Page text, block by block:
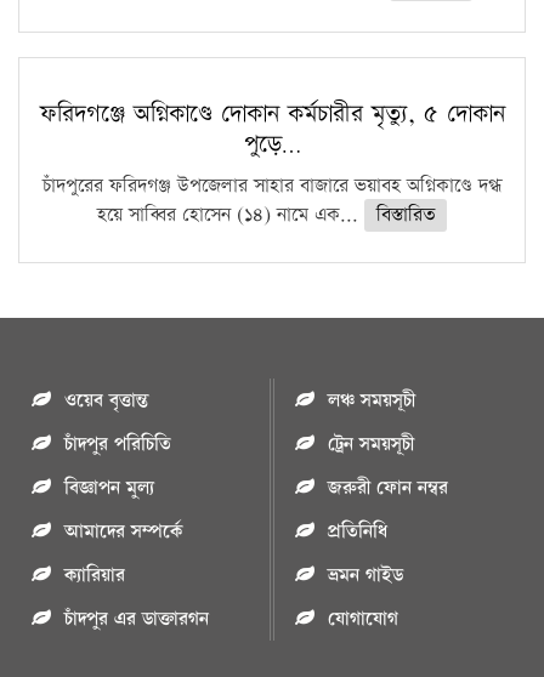
ফরিদগঞ্জে অগ্নিকাণ্ডে দোকান কর্মচারীর মৃত্যু, ৫ দোকান
পুড়ে…
চাঁদপুরের ফরিদগঞ্জ উপজেলার সাহার বাজারে ভয়াবহ অগ্নিকাণ্ডে দগ্ধ
হয়ে সাব্বির হোসেন (১৪) নামে এক...
বিস্তারিত
ওয়েব বৃত্তান্ত
চাঁদপুর পরিচিতি
বিজ্ঞাপন মুল্য
আমাদের সম্পর্কে
ক্যারিয়ার
চাঁদপুর এর ডাক্তারগন
লঞ্চ সময়সূচী
ট্রেন সময়সূচী
জরুরী ফোন নম্বর
প্রতিনিধি
ভ্রমন গাইড
যোগাযোগ